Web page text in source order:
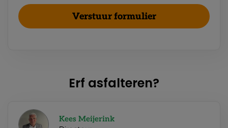
Erf asfalteren?
Kees Meijerink